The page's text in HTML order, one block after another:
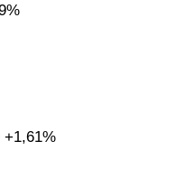
+1,61%